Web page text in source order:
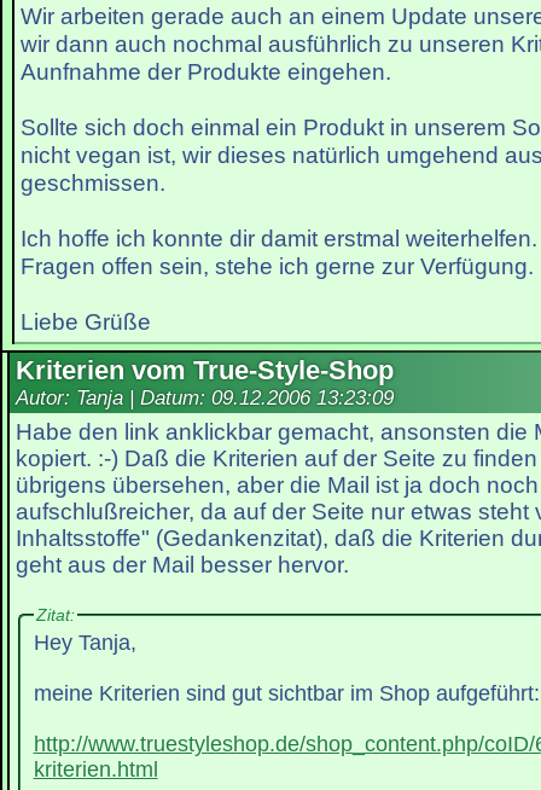
Wir arbeiten gerade auch an einem Update
wir dann auch nochmal ausführlich zu unseren
Aunfnahme der Produkte eingehen.
Sollte sich doch einmal ein Produkt in unserem
nicht vegan ist, wir dieses natürlich umgehend
geschmissen.
Ich hoffe ich konnte dir damit erstmal
Fragen offen sein, stehe ich gerne zur Verfügung.
Liebe Grüße
Kriterien vom True-Style-Shop
Autor: Tanja | Datum: 09.12.2006 13:23:09
Habe den link anklickbar gemacht, ansonsten die
kopiert. :-) Daß die Kriterien auf der Seite zu
übrigens übersehen, aber die Mail ist ja doch
aufschlußreicher, da auf der Seite nur etwas steht
Inhaltsstoffe" (Gedankenzitat), daß die Kriterien
geht aus der Mail besser hervor.
Zitat:
Hey Tanja,
meine Kriterien sind gut sichtbar im Shop aufgeführt:
http://www.truestyleshop.de/shop_content.php/
kriterien.html